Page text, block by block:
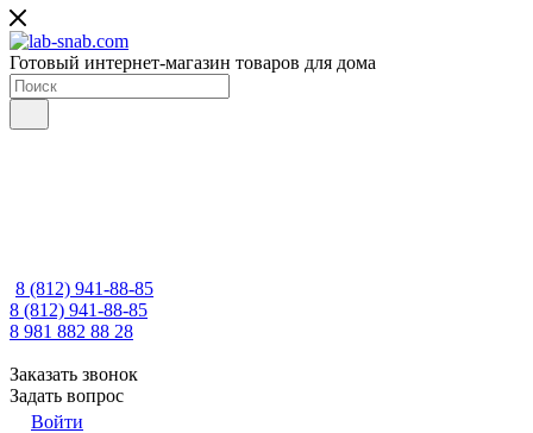
Готовый интернет-магазин товаров для дома
8 (812) 941-88-85
8 (812) 941-88-85
8 981 882 88 28
Заказать звонок
Задать вопрос
Войти